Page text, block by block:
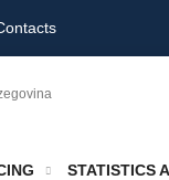
STATISTICS